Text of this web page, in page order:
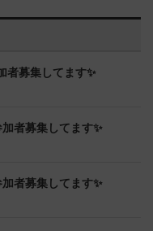
者募集してます✨
者募集してます✨
者募集してます✨